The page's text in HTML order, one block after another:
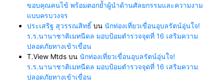
ขอบคุณคนไข้ พร้อมตอกย้ำผู้นำด้านศัลยกรรมและความงาม
แบบครบวงจร
ประเสริฐ สุวรรณสิทธิ์ บน นักท่องเที่ยวเขื่อนอุบลรัตน์อุ่นใจ!
ร.ร.นานาชาติเมทนีดล มอบป้อมตำรวจจุดที่ 16 เสริมความ
ปลอดภัยทางเข้าเขื่อน
T.View Mtds บน นักท่องเที่ยวเขื่อนอุบลรัตน์อุ่นใจ!
ร.ร.นานาชาติเมทนีดล มอบป้อมตำรวจจุดที่ 16 เสริมความ
ปลอดภัยทางเข้าเขื่อน